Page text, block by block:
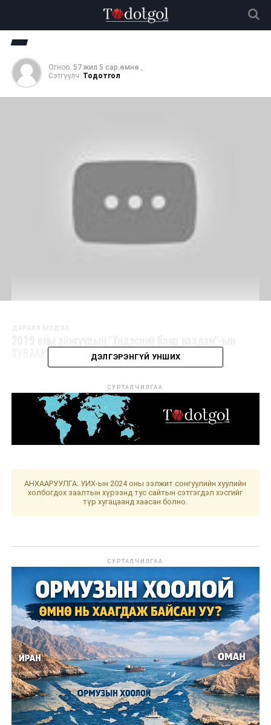
Огноо: 57 жил 5 сар.өмнө ,
Сэтгүүлч: Тодотгол
ДАРААХ МЭДЭЭ
ХУВААРЬ
ДЭЛГЭРЭНГҮЙ УНШИХ
СУРТАЛЧИЛГАА
АНХААРУУЛГА: УИХ-ын 2024 оны ээлжит сонгуулийн хуулийн
холбогдох заалтын хүрээнд тус сайтын сэтгэгдэл хэсгийг
түр хугацаанд хаасан болно.
СУРТАЛЧИЛГАА